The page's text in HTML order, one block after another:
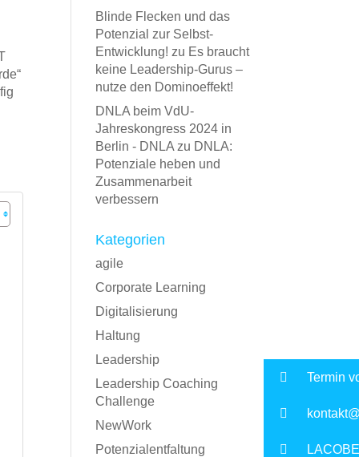
Blinde Flecken und das
Potenzial zur Selbst-
Entwicklung! zu Es braucht
keine Leadership-Gurus –
nutze den Dominoeffekt!
DNLA beim VdU-
Jahreskongress 2024 in
Berlin - DNLA zu DNLA:
Potenziale heben und
Zusammenarbeit
verbessern
Kategorien
agile
Corporate Learning
Digitalisierung
Haltung
Leadership
Leadership Coaching
Challenge
NewWork
Potenzialentfaltung
Termin